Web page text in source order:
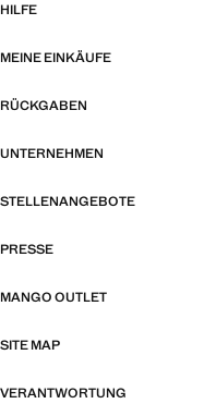
HILFE
MEINE EINKÄUFE
RÜCKGABEN
UNTERNEHMEN
STELLENANGEBOTE
PRESSE
MANGO OUTLET
SITE MAP
VERANTWORTUNG